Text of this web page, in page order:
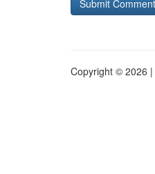
Copyright © 2026 |